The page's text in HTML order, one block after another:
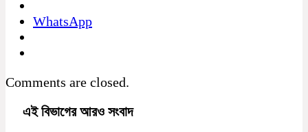
WhatsApp
Comments are closed.
এই বিভাগের আরও সংবাদ